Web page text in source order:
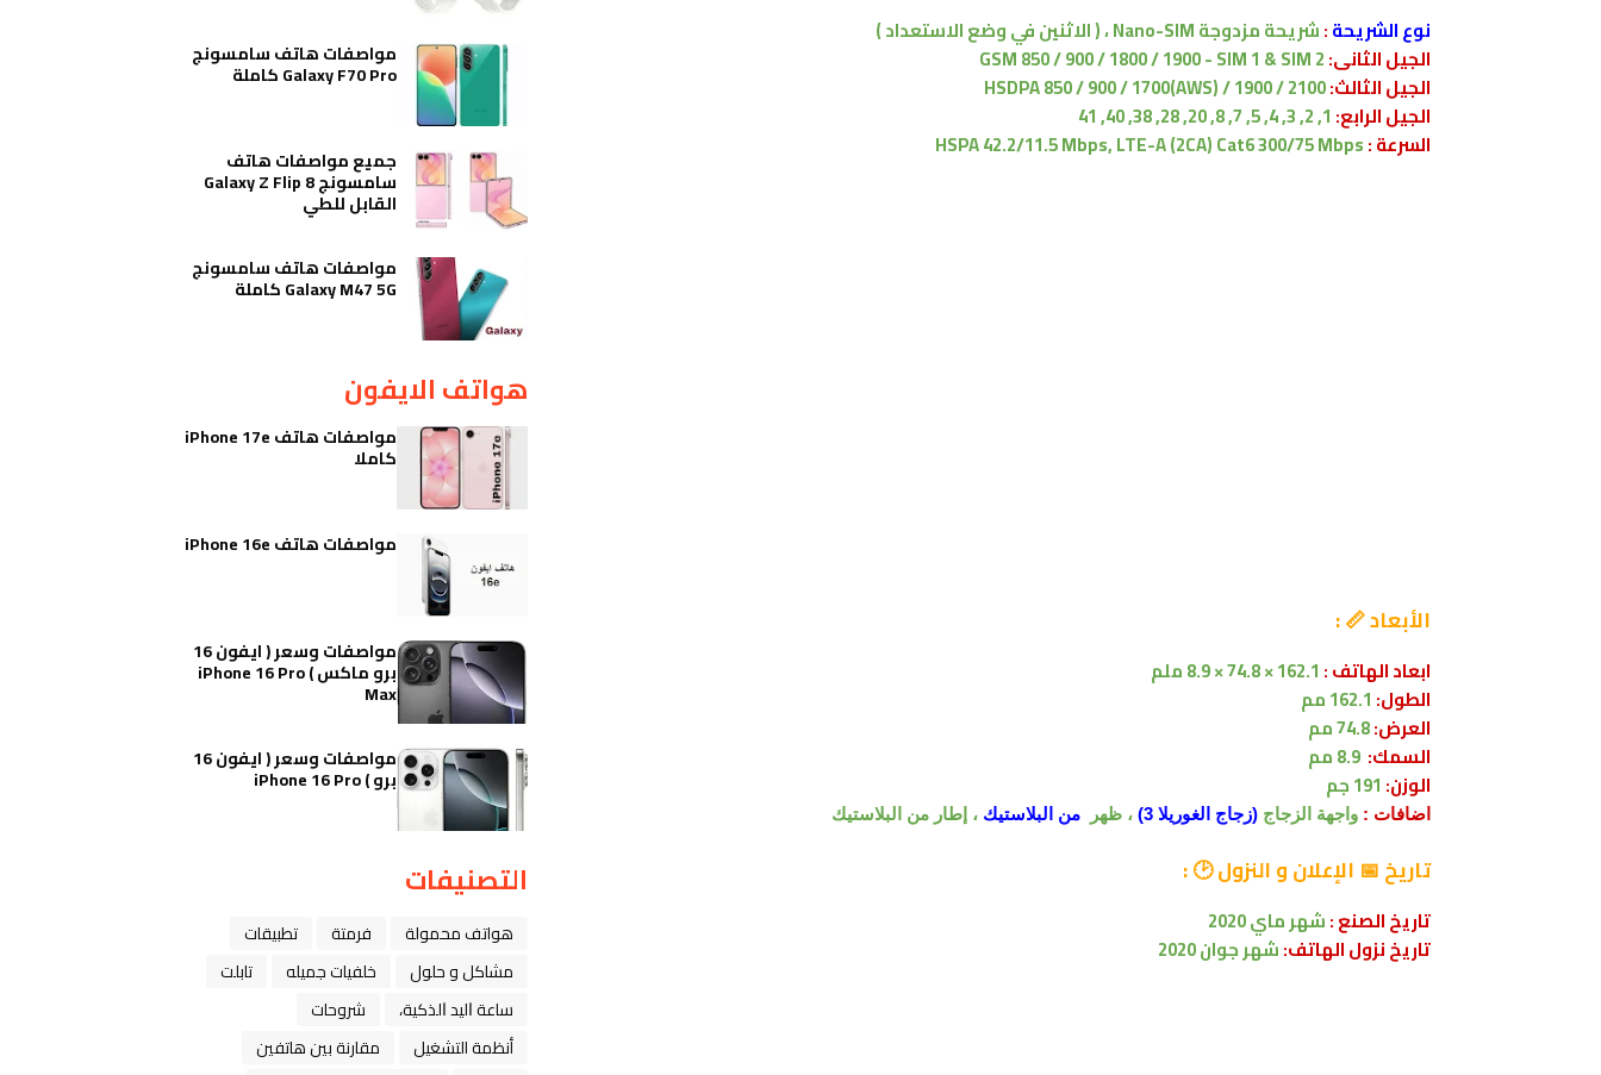
نوع الشريحة:شريحة مزدوجة Nano-SIM ،
( الاثنين في وضع الاستعداد )
الجيل الثانى:GSM 850 / 900 / 1800 / 1900 - SIM 1 & SIM 2
الجيل الثالث:HSDPA 850 / 900 / 1700(AWS) / 1900 / 2100
الجيل الرابع: 1, 2, 3, 4, 5, 7, 8, 20, 28, 38, 40, 41
السرعة :HSPA 42.2/11.5 Mbps, LTE-A (2CA) Cat6 300/75 Mbps
الأبعاد 📏 :
ابعاد الهاتف : 162.1 × 74.8 × 8.9 ملم
الطول: 162.1 مم
العرض:
السمك: 8.9 مم
الوزن: 191 جم
اضافات : واجهة الزجاج (زجاج الغوريلا 3) ، ظهر من البلاستيك ، إطار من البلاستيك
تاريخ📅 الإعلان و النزول 🕑:
تاريخ الصنع :شهر ماي
تاريخ نزول الهاتف:شهر جوان 2020
مواصفات هاتف سامسونج
Galaxy F70 Pro كاملة
جميع مواصفات هاتف
سامسونج Galaxy Z Flip 8
القابل للطي
مواصفات هاتف سامسونج
Galaxy M47 5G كاملة
هواتف الايفون
مواصفات هاتف iPhone 17e
كاملا
مواصفات هاتف iPhone 16e
مواصفات وسعر ( ايفون 16
برو ماكس ) iPhone 16 Pro
Max
مواصفات وسعر ( ايفون 16
برو ) iPhone 16 Pro
التصنيفات
هواتف محمولة فرمتة
تطبيقات
مشاكل و حلول
خلفيات جميله
تابلت
ﺳﺎﻋﺔ ﺍﻟﻴﺪ ﺍﻟﺬﻛﻴﺔ،
شروحات
أنظمة التشغيل
مقارنة بين هاتفين